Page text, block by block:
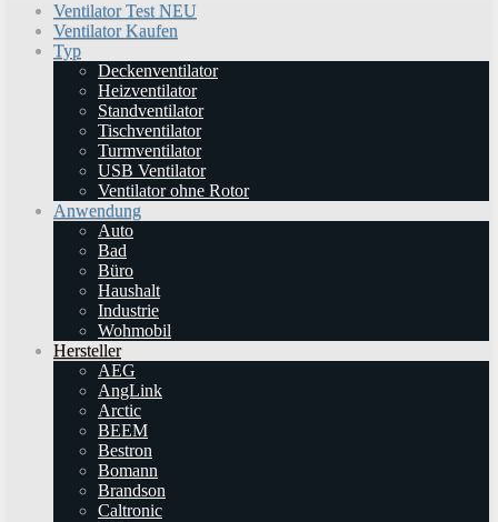
Ventilator Test NEU
Ventilator Kaufen
Typ
Deckenventilator
Heizventilator
Standventilator
Tischventilator
Turmventilator
USB Ventilator
Ventilator ohne Rotor
Anwendung
Auto
Bad
Büro
Haushalt
Industrie
Wohmobil
Hersteller
AEG
AngLink
Arctic
BEEM
Bestron
Bomann
Brandson
Caltronic